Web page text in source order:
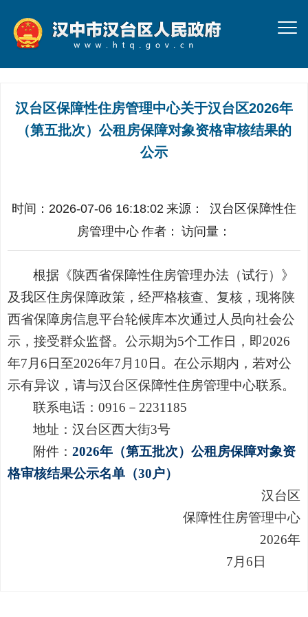
汉台区保障性住房管理中心关于汉台区2026年
（第五批次）公租房保障对象资格审核结果的
公示
时间：2026-07-06 16:18:02 来源：
汉台区保障性住
房管理中心 作者： 访问量：
根据《陕西省保障性住房管理办法（试行）》
及我区住房保障政策，经严格核查、复核，现将陕
西省保障房信息平台轮候库本次通过人员向社会公
示，接受群众监督。公示期为5个工作日，即2026
年7月6日至2026年7月10日。在公示期内，若对公
示有异议，请与汉台区保障性住房管理中心联系。
联系电话：0916－2231185
地址：汉台区西大街3号
附件：2026年（第五批次）公租房保障对象资
格审核结果公示名单（30户）
汉台区
保障性住房管理中心
2026年
7月6日